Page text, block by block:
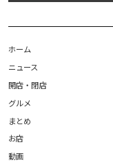
ホーム
ニュース
開店・閉店
グルメ
まとめ
お店
動画